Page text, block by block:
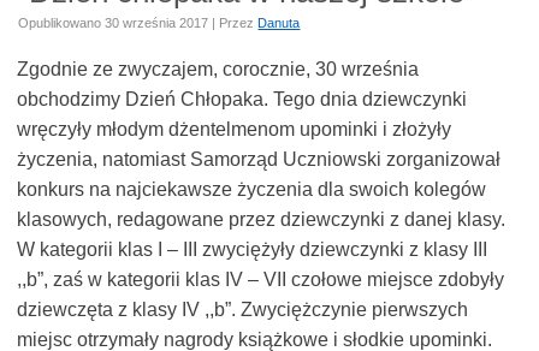
Opublikowano 30 września 2017 | Przez Danuta
Zgodnie ze zwyczajem, corocznie, 30 września
obchodzimy Dzień Chłopaka. Tego dnia dziewczynki
wręczyły młodym dżentelmenom upominki i złożyły
życzenia, natomiast Samorząd Uczniowski zorganizował
konkurs na najciekawsze życzenia dla swoich kolegów
klasowych, redagowane przez dziewczynki z danej klasy.
W kategorii klas I – III zwyciężyły dziewczynki z klasy III
,,b”, zaś w kategorii klas IV – VII czołowe miejsce zdobyły
dziewczęta z klasy IV ,,b”. Zwyciężczynie pierwszych
miejsc otrzymały nagrody książkowe i słodkie upominki.